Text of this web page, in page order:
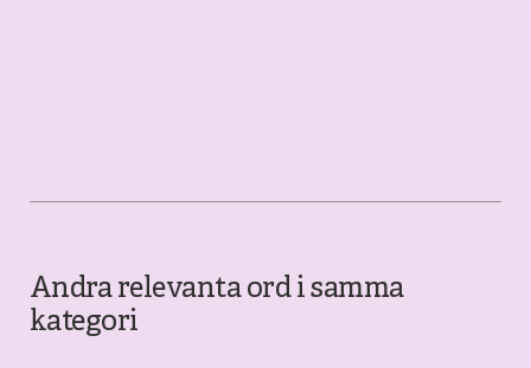
Andra relevanta ord i samma
kategori